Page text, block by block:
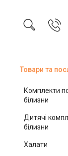
Товари та
Комплекти
білизни
Дитячі
білизни
Халати